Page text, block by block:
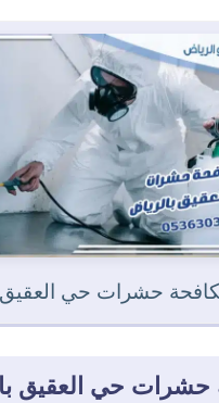
حشرات حي العقيق
حشرات حي العقيق